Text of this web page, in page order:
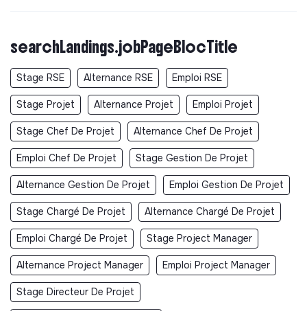
Documents
Did not yet add a transparency document.
searchLandings.jobPageBlocTitle
Stage RSE Alternance RSE Emploi RSE
Stage Projet Alternance Projet Emploi Projet
Stage Chef De Projet Alternance Chef De Projet
Emploi Chef De Projet Stage Gestion De Projet
Alternance Gestion De Projet Emploi Gestion De Projet
Stage Chargé De Projet Alternance Chargé De Projet
Emploi Chargé De Projet Stage Project Manager
Alternance Project Manager Emploi Project Manager
Stage Directeur De Projet